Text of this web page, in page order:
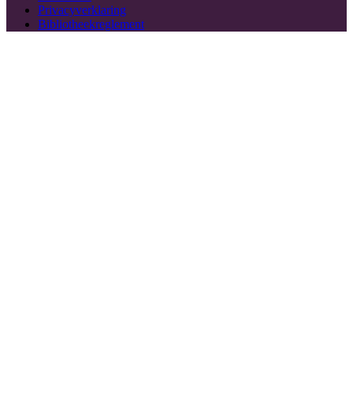
Privacyverklaring
Bibliotheekreglement